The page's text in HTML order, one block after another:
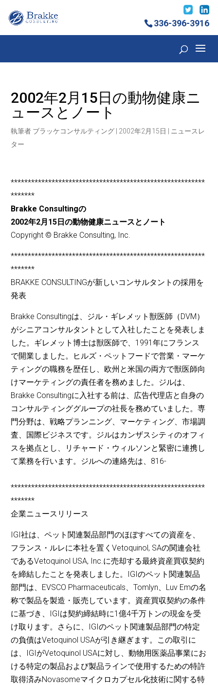
336-396-3916
2002年2月15日の動物健康ニ
ュースとノート
執筆者 ブラッケコンサルティング 2002年2月15日
ニュースレ
ター
*********************************************************
*******
Brakke Consultingの
2002年2月15日の動物健康ニュースとノート
Copyright © Brakke Consulting, Inc.
*********************************************************
*******
BRAKKE CONSULTINGが新しいコンサルタントの採用を
発表
Brakke Consultingは、ジル・ギレメット獣医師（DVM）
がシニアコンサルタントとして入社したことを発表しま
した。ギレメット博士は獣医師で、1991年にフランス
で開業しました。ヒルズ・ペットフードで営業・マーケ
ティングの職務を歴任し、欧州と米国の両方で獣医師向
けマーケティングの責任者を務めました。ジルは、
Brakke Consultingに入社する前は、広告代理店と自身の
コンサルティンググループの社長を務めていました。専
門分野は、戦略プランニング、マーケティング、市場調
査、国際ビジネスです。ジルはカンザスシティのオフィ
スを拠点とし、リチャード・ウィルソンと緊密に連携し
て業務を行います。ジルへの連絡先は、816-
*********************************************************
*******
企業ニュースリリース
IGI社は、ペット関連製品部門のほぼすべての資産を、
フランス・ルレに本社を置くVetoquinol, SAの関連会社
であるVetoquinol USA, Inc.に売却する最終資産買収契約
を締結したことを発表しました。IGIのペット関連製品
部門は、EVSCO Pharmaceuticals、Tomlyn、Luv Emの名
称で製品を製造・販売しています。資産買収契約の条件
に基づき、IGIは契約締結時に1億4千万トンの現金を受
け取ります。さらに、IGIのペット関連製品部門の特定
の負債はVetoquinol USAが引き継ぎます。この取引に
は、IGIがVetoquinol USAに対し、動物用医薬品事業にお
ける特定の製品および製品ラインで使用するための特許
取得済みNovasomeマイクロカプセル化技術に関する特